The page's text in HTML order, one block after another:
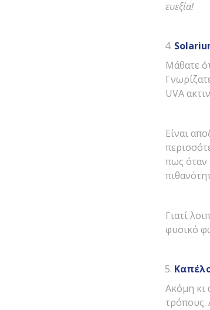
ευεξία!
Μάθατε
UVA
Είναι
πως όταν
Γιατί
φυσικό
Ακόμη κι
τρόπους.